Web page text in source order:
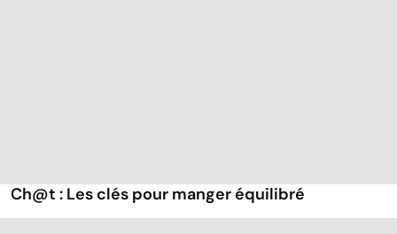
Ch@t : Les clés pour manger équilibré